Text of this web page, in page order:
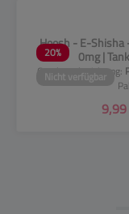
20%
Nicht verfügbar
Hoosh - E-Shisha
0mg |
Geschmacksrichtung: